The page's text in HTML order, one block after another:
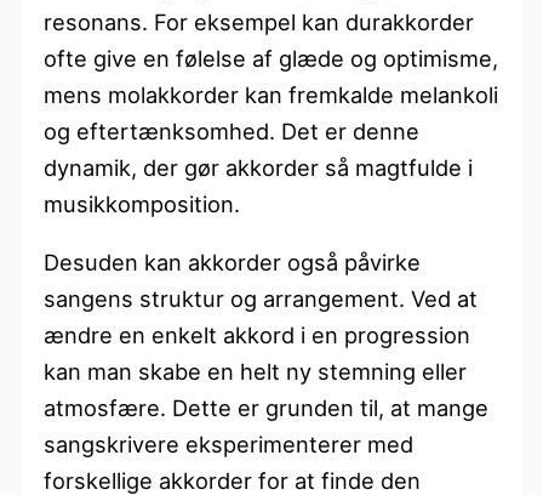
resonans. For eksempel kan durakkorder
ofte give en følelse af glæde og optimisme,
mens molakkorder kan fremkalde melankoli
og eftertænksomhed. Det er denne
dynamik, der gør akkorder så magtfulde i
musikkomposition.
Desuden kan akkorder også påvirke
sangens struktur og arrangement. Ved at
ændre en enkelt akkord i en progression
kan man skabe en helt ny stemning eller
atmosfære. Dette er grunden til, at mange
sangskrivere eksperimenterer med
forskellige akkorder for at finde den